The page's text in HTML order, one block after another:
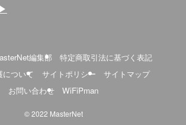
編集部
特定商取引法に基づく表記
について
サイトポリシー
サイトマップ
お問い合わせ
WiFiPman
©2022 MasterNet